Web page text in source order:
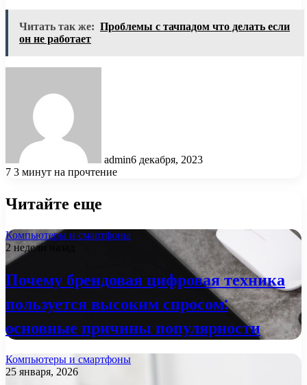
Читать так же: Проблемы с тачпадом что делать если
он не работает
admin6 декабря, 2023
7 3 минут на прочтение
Читайте еще
Компьютеры и смартфоны
2 недели назад
Почему брендовая цифровая техника
пользуется высоким спросом:
основные причины популярности
Компьютеры и смартфоны
25 января, 2026